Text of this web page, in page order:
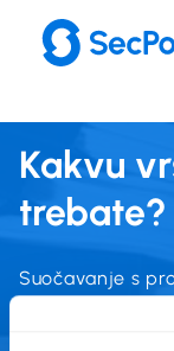
sadržaja
Kakvu
trebate?
Suočavanje s